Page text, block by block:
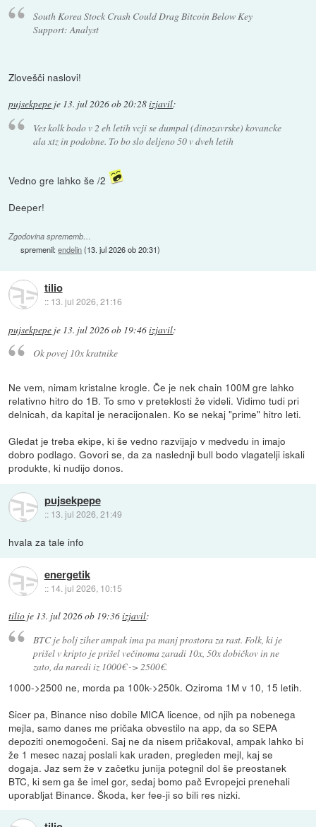
South Korea Stock Crash Could Drag Bitcoin Below Key
Support: Analyst
Zlovešči naslovi!
pujsekpepe je 13. jul 2026 ob 20:28izjavil:
Ves kolk bodo v 2 eh letih vcji se dumpal (dinozavrske) kovancke
ala xtz in podobne. To bo slo deljeno 50 v dveh letih
Vedno gre lahko še /2
Deeper!
Zgodovina sprememb…
spremenil:endelin(13. jul 2026 ob 20:31)
tilio
:: 13. jul 2026, 21:16
pujsekpepe je 13. jul 2026 ob 19:46izjavil:
Ok povej 10x kratnike
Ne vem, nimam kristalne krogle. Če je nek chain 100M gre lahko
relativno hitro do 1B. To smo v preteklosti že videli. Vidimo tudi pri
delnicah, da kapital je neracijonalen. Ko se nekaj "prime" hitro leti.
Gledat je treba ekipe, ki še vedno razvijajo v medvedu in imajo
dobro podlago. Govori se, da za naslednji bull bodo vlagatelji iskali
produkte, ki nudijo donos.
pujsekpepe
:: 13. jul 2026, 21:49
hvala za tale info
energetik
:: 14. jul 2026, 10:15
tilio je 13. jul 2026 ob 19:36izjavil:
BTC je bolj ziher ampak ima pa manj prostora za rast. Folk, ki je
prišel v kripto je prišel večinoma zaradi 10x, 50x dobičkov in ne
zato, da naredi iz 1000€ -> 2500€.
1000->2500 ne, morda pa 100k->250k. Oziroma 1M v 10, 15 letih.
Sicer pa, Binance niso dobile MICA licence, od njih pa nobenega
mejla, samo danes me pričaka obvestilo na app, da so SEPA
depoziti onemogočeni. Saj ne da nisem pričakoval, ampak lahko bi
že 1 mesec nazaj poslali kak uraden, pregleden mejl, kaj se
dogaja. Jaz sem že v začetku junija potegnil dol še preostanek
BTC, ki sem ga še imel gor, sedaj bomo pač Evropejci prenehali
uporabljat Binance. Škoda, ker fee-ji so bili res nizki.